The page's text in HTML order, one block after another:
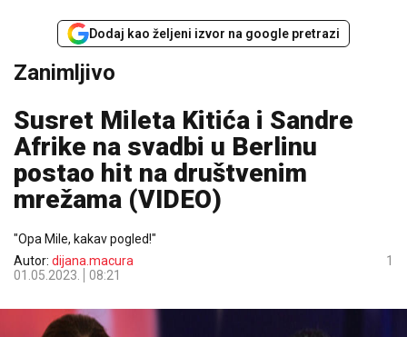
Dodaj kao željeni izvor na google pretrazi
Zanimljivo
Susret Mileta Kitića i Sandre
Afrike na svadbi u Berlinu
postao hit na društvenim
mrežama (VIDEO)
"Opa Mile, kakav pogled!"
Autor: dijana.macura
01.05.2023.
08:21
1